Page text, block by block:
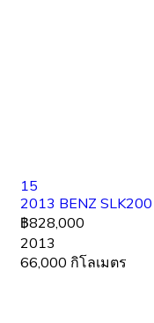
15
2013 BENZ
฿828,000
2013
66,000 กิโลเมตร